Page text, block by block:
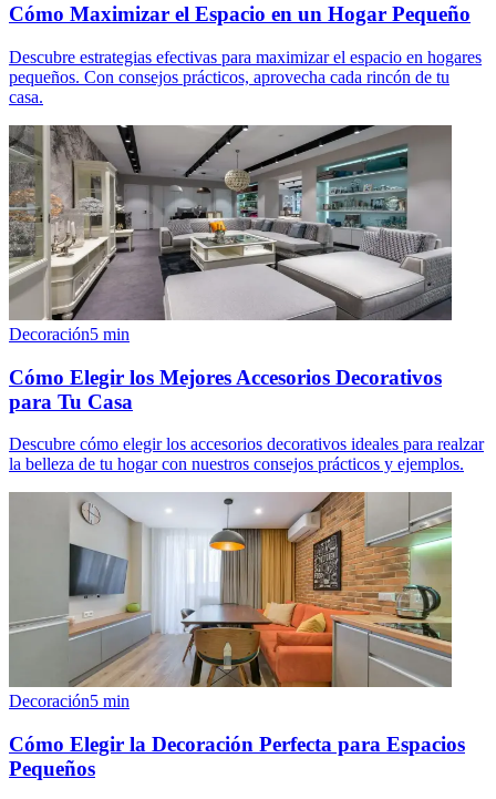
Cómo Maximizar el Espacio en un Hogar Pequeño
Descubre estrategias efectivas para maximizar el espacio en hogares
pequeños. Con consejos prácticos, aprovecha cada rincón de tu
casa.
Decoración5 min
Cómo Elegir los Mejores Accesorios Decorativos
para Tu Casa
Descubre cómo elegir los accesorios decorativos ideales para realzar
la belleza de tu hogar con nuestros consejos prácticos y ejemplos.
Decoración5 min
Cómo Elegir la Decoración Perfecta para Espacios
Pequeños